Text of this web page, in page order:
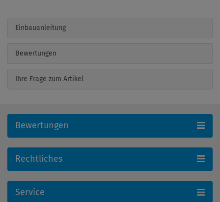
Einbauanleitung
Bewertungen
Ihre Frage zum Artikel
Bewertungen
Rechtliches
Service